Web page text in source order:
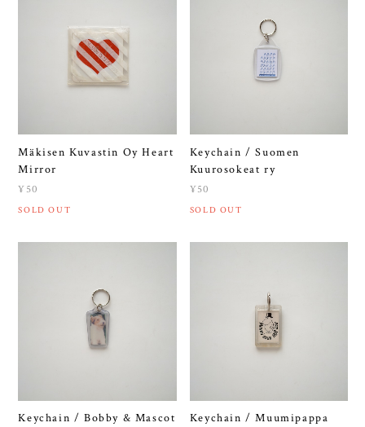
Mäkisen Kuvastin Oy Heart
Mirror
¥50
SOLD OUT
Keychain / Suomen
Kuurosokeat ry
¥50
SOLD OUT
Keychain / Bobby & Mascot
Keychain / Muumipappa